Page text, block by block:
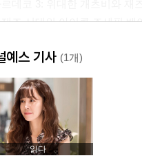
즈 시대의 아이콘 조세핀 베
렉터들의 주얼리 ‘투티 프루티’
르데코 5: 주얼리 업계여, 대
스튬 주얼리의 흥행사, 할리우
레트로 시대’의 다이아몬드 딜레
틀러가 뜯어 간 러시아의 호
세계를 세뇌시킨 한 줄의 카
예스 기사 (1개)
읽다